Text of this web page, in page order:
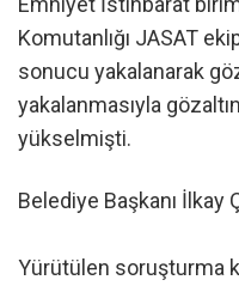
Komutanlığı JASAT
sonucu yakalanarak
yakalanmasıyla
yükselmişti.
Belediye Başkanı İlkay
Yürütülen soruşturma